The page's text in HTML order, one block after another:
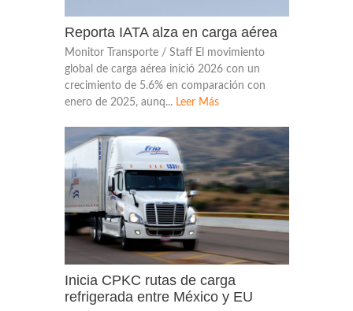
Reporta IATA alza en carga aérea
Monitor Transporte / Staff El movimiento
global de carga aérea inició 2026 con un
crecimiento de 5.6% en comparación con
enero de 2025, aunq... Leer Más
Inicia CPKC rutas de carga
refrigerada entre México y EU